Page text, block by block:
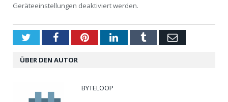
Geräteeinstellungen deaktiviert werden.
TwitterFacebookPinterestLinkedInTumblrEmail
ÜBER DEN AUTOR
BYTELOOP